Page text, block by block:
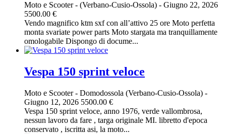
Moto e Scooter- (Verbano-Cusio-Ossola) - Giugno 22, 2026
5500.00 €
Vendo magnifico ktm sxf con all’attivo 25 ore Moto perfetta
monta svariate power parts Moto stargata ma tranquillamente
omologabile Dispongo di docume...
Vespa 150 sprint veloce
Moto e Scooter- Domodossola (Verbano-Cusio-Ossola) -
Giugno 12, 2026 5500.00 €
Vespa 150 sprint veloce, anno 1976, verde vallombrosa,
nessun lavoro da fare , targa originale MI. libretto d'epoca
conservato , iscritta asi, la moto...